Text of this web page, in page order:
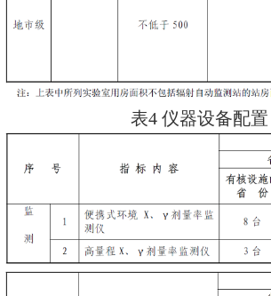
示踪、核爆等环境监
辐射环境监测工作所
准自发布之日起执行
标准（试行）》（环发
表1 人员